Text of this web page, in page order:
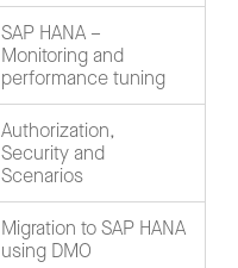
SAP HANA –
Monitoring and
performance tuning
Authorization,
Security and
Scenarios
Migration to SAP HANA
using DMO